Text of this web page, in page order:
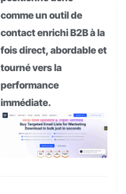
comme un outil de
contact enrichi B2B à la
fois direct, abordable et
tourné vers la
performance
immédiate.